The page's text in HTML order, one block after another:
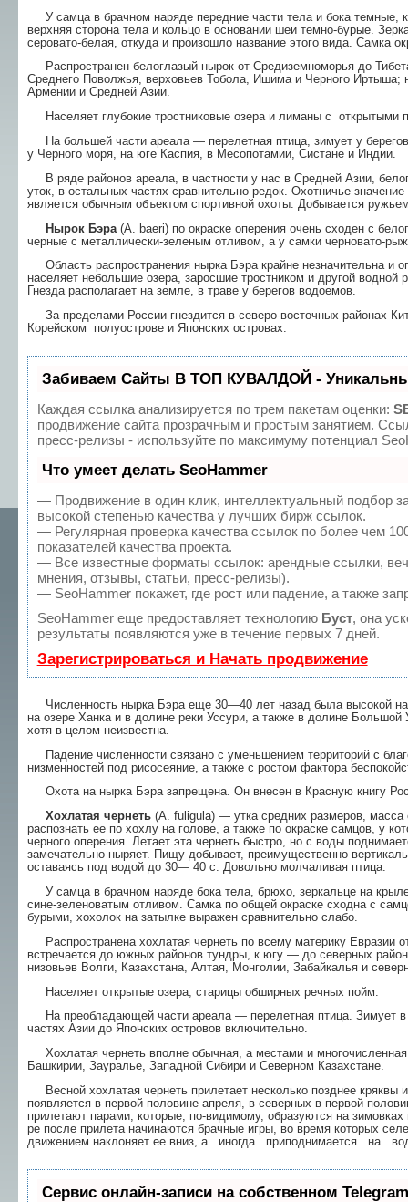
У самца в брачном наряде передние части тела и бока темные,
верхняя сторона тела и кольцо в основании шеи темно-бурые.
серовато-белая, откуда и произошло название этого вида. Самка
Распространен белоглазый нырок от Средизем­номорья до
Среднего Повол­жья, верховьев Тобола, Ишима и Черного Ирты­ша;
Армении и Средней Азии.
Населяет глубокие тростниковые озера и лима­ны с открытыми
На большей части ареала — перелетная птица, зимует у
у Черного моря, на юге Кас­пия, в Месопотамии, Систане и Индии.
В ряде районов ареала, в частности у нас в Сред­ней Азии,
уток, в остальных частях срав­нительно редок. Охотничье
является обычным объектом спортивной охоты. Добывается
Нырок Бэра(A. baeri) по окраске оперения очень сходен с
черные с металлически-зеленым от­ливом, а у самки черновато-
Область распространения нырка Бэра крайне незначительна и
населяет небольшие озера, за­росшие тростником и другой
Гнезда располагает на земле, в траве у берегов водо­емов.
За пределами России гнездится в северо-восточ­ных районах
Корейском полуострове и Японских островах.
Забиваем Сайты В ТОП КУВАЛДОЙ -
Каждая ссылка анализируется по трем пакетам оценки:
продвижение сайта прозрачным и простым занятием.
пресс-релизы - используйте по максимуму потенциал
Что умеет делать SeoHammer
— Продвижение в один клик, интеллектуальный подбор
высокой степенью качества у лучших бирж ссылок.
— Регулярная проверка качества ссылок по более чем
показателей качества проекта.
— Все известные форматы ссылок: арендные ссылки,
мнения, отзывы, статьи, пресс-релизы).
— SeoHammer покажет, где рост или падение, а также
SeoHammer еще предоставляет технологию Буст, она
результаты появляются уже в течение первых 7 дней.
Зарегистрироваться и Начать продвижение
Численность нырка Бэра еще 30—40 лет назад была высокой на
на озере Ханка и в долине реки Уссури, а также в долине Большой
хотя в целом неизвестна.
Падение численности связано с уменьшением территорий с
низменностей под рисосеяние, а также с ростом фактора
Охота на нырка Бэра запрещена. Он внесен в Красную книгу
Хохлатая чернеть(A. fuligula) — утка средних размеров, масса
распознать ее по хохлу на голове, а также по окраске самцов, у
черного оперения. Летает эта чернеть быстро, но с воды
замечательно ныряет. Пищу добывает, преимуще­ственно
оставаясь под водой до 30— 40 с. Довольно молчаливая птица.
У самца в брачном наряде бока тела, брюхо, зеркальце на
сине-зеленоватым отливом. Самка по общей окраске сходна с
бурыми, хохолок на затылке выражен сравнительно слабо.
Распространена хохлатая чернеть по всему материку Евразии
встречается до южных рай­онов тундры, к югу — до северных
низовьев Волги, Казахстана, Алтая, Монголии, Забайкалья и
Населяет открытые озера, старицы обширных речных пойм.
На преобладающей части ареала — перелет­ная птица. Зимует
частях Азии до Японских островов включительно.
Хохлатая чернеть вполне обычная, а местами и
Башкирии, Зауралье, Западной Сиби­ри и Северном Казахстане.
Весной хохлатая чернеть прилетает несколько позднее
появляется в первой половине апре­ля, в северных в первой
прилетают парами, ко­торые, по-видимому, образуются на
ре после прилета начинаются брачные игры, во время которых
движением наклоняет ее вниз, а иногда приподнимается на
Сервис онлайн-записи на собственном